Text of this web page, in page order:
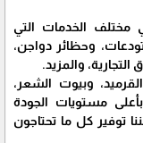
مختلف الخدمات التي
وحظائر دواجن،
والمزيد.
وبيوت الشعر،
بأعلى مستويات الجودة
توفير كل ما تحتاجون